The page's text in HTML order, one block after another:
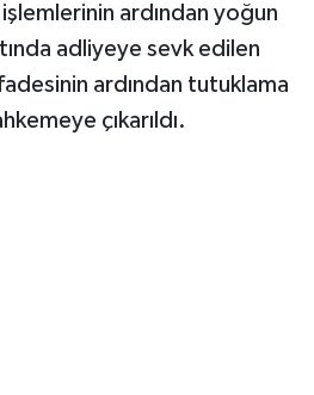
ardından yoğun
adliyeye sevk edilen
ardından tutuklama
çıkarıldı.